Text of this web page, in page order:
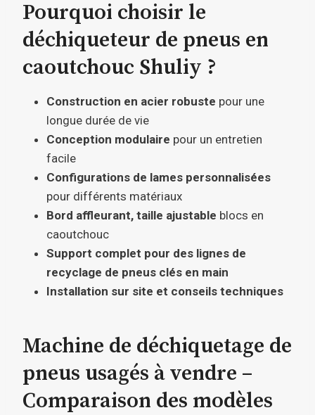
Pourquoi choisir le
déchiqueteur de pneus en
caoutchouc Shuliy ?
Construction en acier robuste pour une
longue durée de vie
Conception modulaire pour un entretien
facile
Configurations de lames personnalisées
pour différents matériaux
Bord affleurant, taille ajustable blocs en
caoutchouc
Support complet pour des lignes de
recyclage de pneus clés en main
Installation sur site et conseils techniques
Machine de déchiquetage de
pneus usagés à vendre –
Comparaison des modèles